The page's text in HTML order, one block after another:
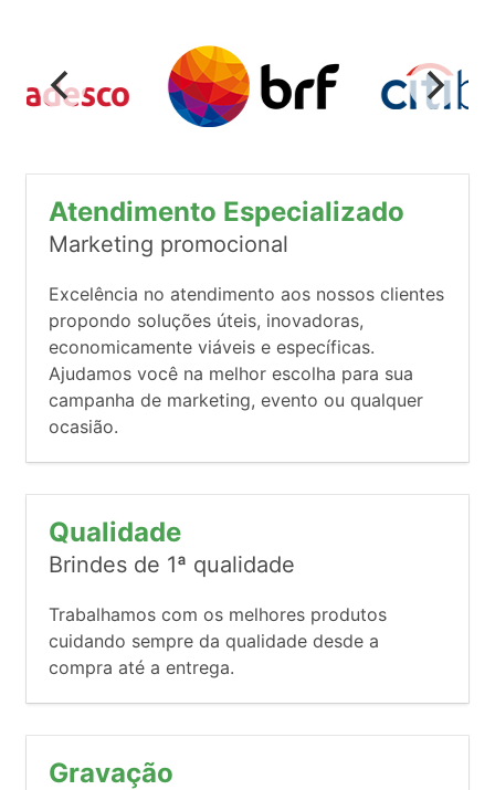
Atendimento Especializado
Marketing promocional
Excelência no atendimento aos nossos clientes
propondo soluções úteis, inovadoras,
economicamente viáveis e específicas.
Ajudamos você na melhor escolha para sua
campanha de marketing, evento ou qualquer
ocasião.
Qualidade
Brindes de 1ª qualidade
Trabalhamos com os melhores produtos
cuidando sempre da qualidade desde a
compra até a entrega.
Gravação